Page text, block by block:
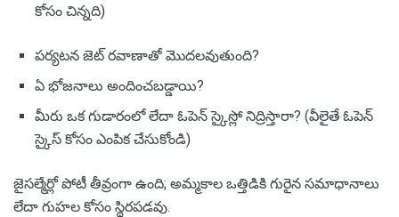
కోసం చిన్నది)
పర్యటన జెట్ రవాణాతో మొదలవుతుంది?
ఏ భోజనాలు అందించబడ్డాయి?
మీరు ఒక గుడారంలో లేదా ఓపెన్ స్కైస్లో నిద్రిస్తారా? (వీలైతే ఓపెన్
స్కైస్ కోసం ఎంపిక చేసుకోండి)
జైసల్మేర్లో పోటీ తీవ్రంగా ఉంది; అమ్మకాల ఒత్తిడికి గురైన సమాధానాలు
లేదా గుహల కోసం స్థిరపడవు.